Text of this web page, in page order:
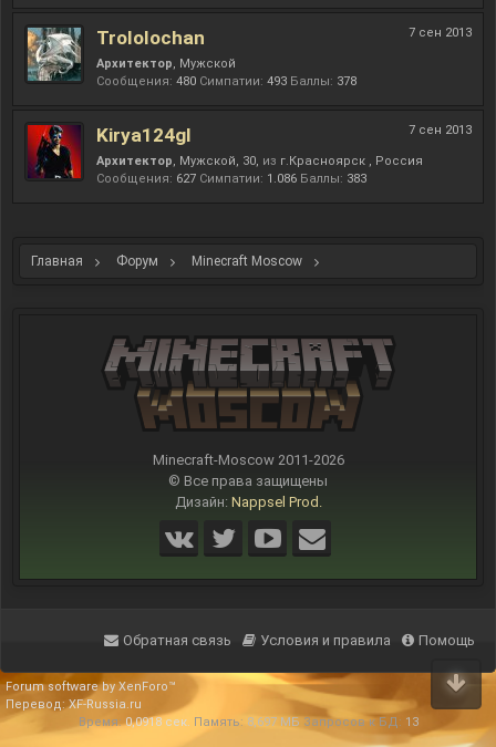
7 сен 2013
Trololochan
Архитектор, Мужской
Сообщения: 480 Симпатии: 493 Баллы: 378
7 сен 2013
Kirya124gl
Архитектор, Мужской, 30, из г.Красноярск , Россия
Сообщения: 627 Симпатии: 1.086 Баллы: 383
Главная Форум Minecraft Moscow
Minecraft-Moscow 2011-2026
© Все права защищены
Дизайн: Nappsel Prod.
Обратная связь Условия и правила Помощь
Forum software by XenForo™
Перевод:XF-Russia.ru
Время: 0,0918 сек. Память: 8,697 МБ Запросов к БД: 13